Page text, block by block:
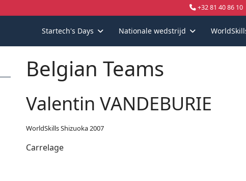
+32 81 40 86 10
Startech's Days Nationale wedstrijd
Belgian Teams
Valentin VANDEBURIE
WorldSkills Shizuoka 2007
Carrelage